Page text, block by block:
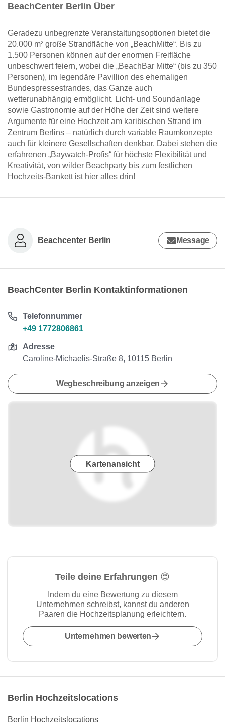
BeachCenter Berlin Über
Geradezu unbegrenzte Veranstaltungsoptionen bietet die
20.000 m² große Strandfläche von „BeachMitte“. Bis zu
1.500 Personen können auf der enormen Freifläche
unbeschwert feiern, wobei die „BeachBar Mitte“ (bis zu 350
Personen), im legendäre Pavillion des ehemaligen
Bundespressestrandes, das Ganze auch
wetterunabhängig ermöglicht. Licht- und Soundanlage
sowie Gastronomie auf der Höhe der Zeit sind weitere
Argumente für eine Hochzeit am karibischen Strand im
Zentrum Berlins – natürlich durch variable Raumkonzepte
auch für kleinere Gesellschaften denkbar. Dabei stehen die
erfahrenen „Baywatch-Profis“ für höchste Flexibilität und
Kreativität, von wilder Beachparty bis zum festlichen
Hochzeits-Bankett ist hier alles drin!
Beachcenter Berlin Message
BeachCenter Berlin Kontaktinformationen
Telefonnummer
+49 1772806861
Adresse
Caroline-Michaelis-Straße 8, 10115 Berlin
Wegbeschreibung anzeigen
Kartenansicht
Teile deine Erfahrungen 😍
Indem du eine Bewertung zu diesem
Unternehmen schreibst, kannst du anderen
Paaren die Hochzeitsplanung erleichtern.
Unternehmen bewerten
Berlin Hochzeitslocations
Berlin Hochzeitslocations